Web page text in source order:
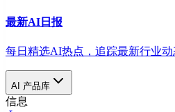
最新AI日报
每日精选AI热点，追踪最新行业动
AI 产品库
信息